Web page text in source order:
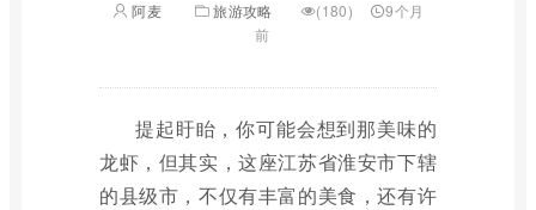
阿麦 旅游攻略 (180)
9个月
前
提起盱眙，你可能会想到那美味的
龙虾，但其实，这座江苏省淮安市下辖
的县级市，不仅有丰富的美食，还有许